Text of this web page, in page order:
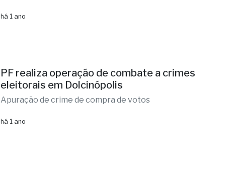
há 1 ano
PF realiza operação de combate a crimes
eleitorais em Dolcinópolis
Apuração de crime de compra de votos
há 1 ano